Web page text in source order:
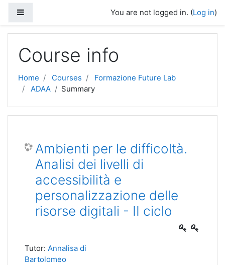
You are not logged in. (Log in)
Course info
Home Courses
Formazione Future Lab
ADAA
Summary
Ambienti per le difficoltà.
Analisi dei livelli di
accessibilità e
personalizzazione delle
risorse digitali - II ciclo
Tutor: Annalisa di
Bartolomeo